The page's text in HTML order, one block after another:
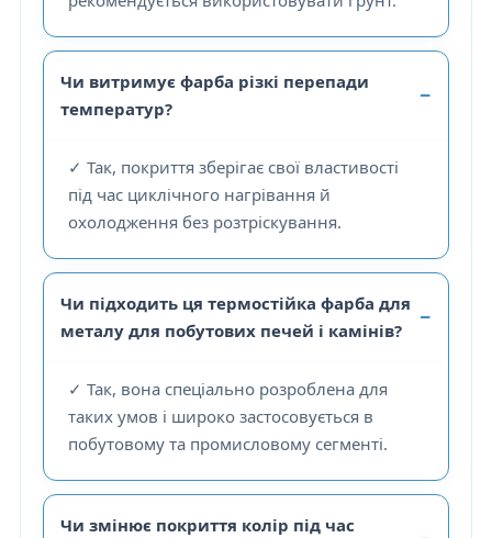
Чи витримує фарба різкі перепади
температур?
✓ Так, покриття зберігає свої властивості
під час циклічного нагрівання й
охолодження без розтріскування.
Чи підходить ця термостійка фарба для
металу для побутових печей і камінів?
✓ Так, вона спеціально розроблена для
таких умов і широко застосовується в
побутовому та промисловому сегменті.
Чи змінює покриття колір під час